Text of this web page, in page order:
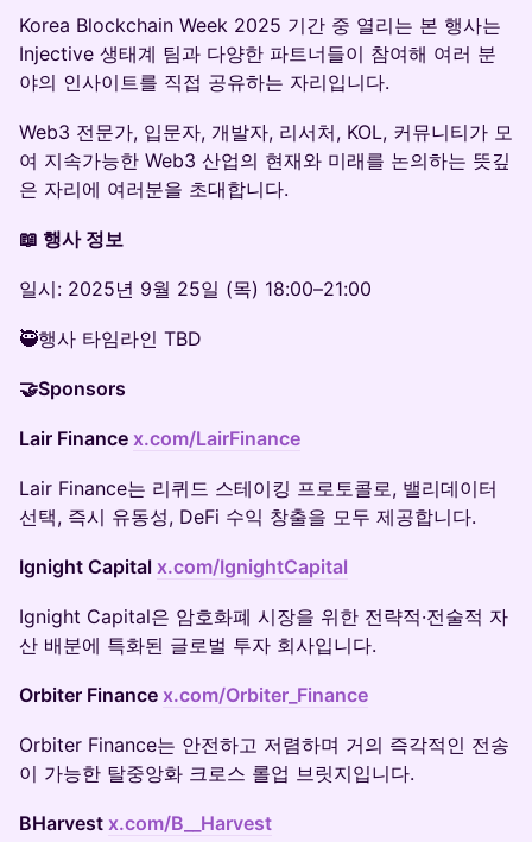
Korea Blockchain Week 2025 기간 중 열리는 본 행사는
Injective 생태계 팀과 다양한 파트너들이 참여해 여러 분
야의 인사이트를 직접 공유하는 자리입니다.
Web3 전문가, 입문자, 개발자, 리서처, KOL, 커뮤니티가 모
여 지속가능한 Web3 산업의 현재와 미래를 논의하는 뜻깊
은 자리에 여러분을 초대합니다.
📖 행사 정보
일시: 2025년 9월 25일 (목) 18:00–21:00
🥷행사 타임라인 TBD
🤝Sponsors
Lair Finance x.com/LairFinance
Lair Finance는 리퀴드 스테이킹 프로토콜로, 밸리데이터
선택, 즉시 유동성, DeFi 수익 창출을 모두 제공합니다.
Ignight Capital x.com/IgnightCapital
Ignight Capital은 암호화폐 시장을 위한 전략적·전술적 자
산 배분에 특화된 글로벌 투자 회사입니다.
Orbiter Finance x.com/Orbiter_Finance
Orbiter Finance는 안전하고 저렴하며 거의 즉각적인 전송
이 가능한 탈중앙화 크로스 롤업 브릿지입니다.
BHarvest x.com/B__Harvest